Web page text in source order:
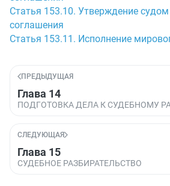
Статья 153.10. Утверждение
соглашения
Статья 153.11. Исполнение
ПРЕДЫДУЩАЯ
Глава 14
ПОДГОТОВКА ДЕЛА К СУДЕБНОМУ
СЛЕДУЮЩАЯ
Глава 15
СУДЕБНОЕ РАЗБИРАТЕЛЬСТВО